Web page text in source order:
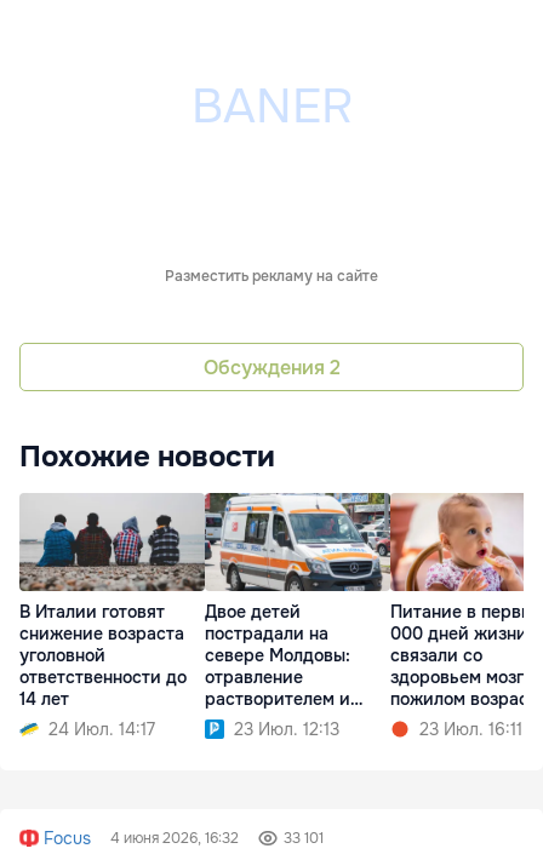
Разместить рекламу на сайте
Обсуждения 2
Похожие новости
В Италии готовят
снижение возраста
уголовной
ответственности до
14 лет
24 Июл. 14:17
Двое детей
пострадали на
севере Молдовы:
отравление
растворителем и
травма бензопилой
23 Июл. 12:13
Питание в первые
000 дней жизни
связали со
здоровьем мозга
пожилом
23 Июл. 16:11
Focus 4 июня 2026, 16:32 33 101